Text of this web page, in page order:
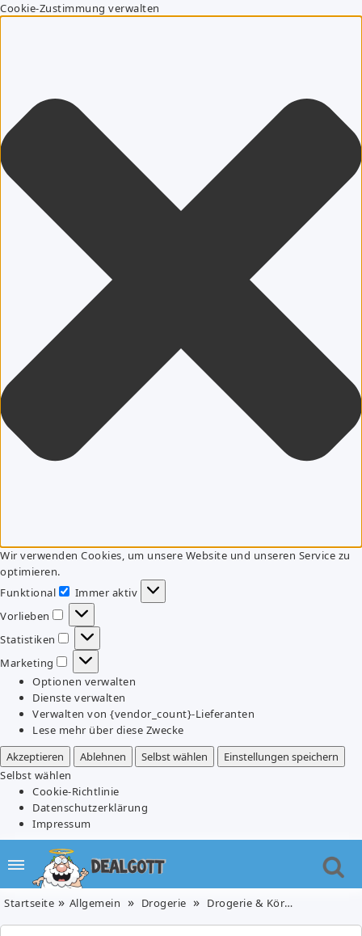
Cookie-Zustimmung verwalten
Wir verwenden Cookies, um unsere Website und unseren Service zu
optimieren.
Funktional
Funktional
Immer aktiv
Vorlieben
Vorlieben
Statistiken
Statistiken
Marketing
Marketing
Optionen verwalten
Dienste verwalten
Verwalten von {vendor_count}-Lieferanten
Lese mehr über diese Zwecke
Akzeptieren
Ablehnen Selbst wählen
Einstellungen speichern
Selbst wählen
Cookie-Richtlinie
Datenschutzerklärung
Impressum
Startseite Allgemein Drogerie Drogerie & Körperpflege